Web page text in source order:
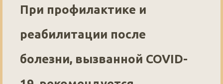
При профилактике и
реабилитации после
болезни, вызванной COVID-